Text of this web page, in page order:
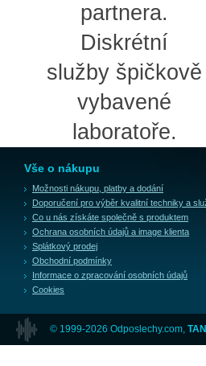
partnera.
Diskrétní
služby špičkově
vybavené
laboratoře.
Vše o nákupu
Možnosti nákupu, platby a dodání
Doporučení pro výběr kvalitní techniky a
Co u nás získáte společně s produktem
Ochrana osobních údajů a image klienta
Splátkový prodej
Obchodní podmínky
Informace o zpracování osobních údajů
Cookies
© 1999-2026 Odposlechy.com,